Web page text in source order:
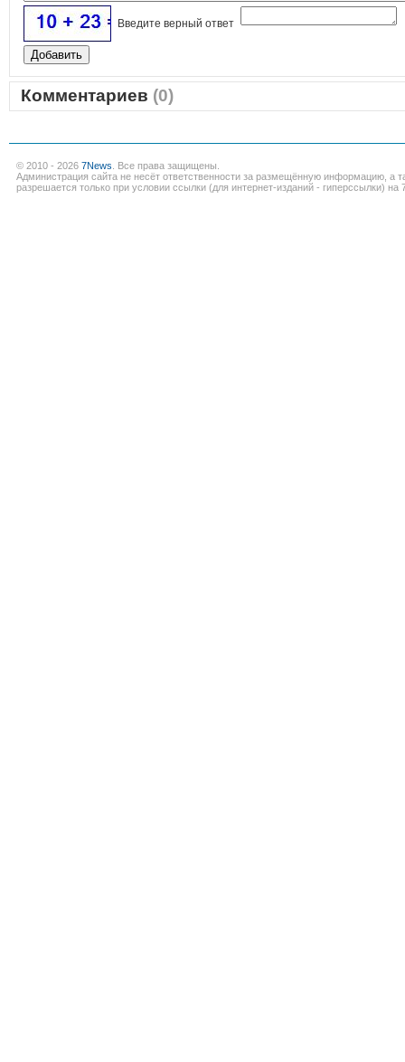
Введите верный ответ
Комментариев (0)
© 2010 - 2026 7News . Все права защищены.
Администрация сайта не несёт ответственности за размещённую информацию, а
разрешается только при условии ссылки (для интернет-изданий - гиперссылки) на